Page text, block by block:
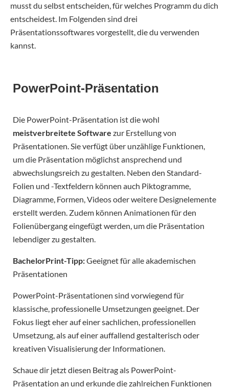
musst du selbst entscheiden, für welches Programm du dich
entscheidest. Im Folgenden sind drei
Präsentationssoftwares vorgestellt, die du verwenden
kannst.
PowerPoint-Präsentation
Die PowerPoint-Präsentation ist die wohl
meistverbreitete Software zur Erstellung von
Präsentationen. Sie verfügt über unzählige Funktionen,
um die Präsentation möglichst ansprechend und
abwechslungsreich zu gestalten. Neben den Standard-
Folien und -Textfeldern können auch Piktogramme,
Diagramme, Formen, Videos oder weitere Designelemente
erstellt werden. Zudem können Animationen für den
Folienübergang eingefügt werden, um die Präsentation
lebendiger zu gestalten.
BachelorPrint-Tipp:Geeignet für alle akademischen
Präsentationen
PowerPoint-Präsentationen sind vorwiegend für
klassische, professionelle Umsetzungen geeignet. Der
Fokus liegt eher auf einer sachlichen, professionellen
Umsetzung, als auf einer auffallend gestalterisch oder
kreativen Visualisierung der Informationen.
Schaue dir jetzt diesen Beitrag als PowerPoint-
Präsentation an und erkunde die zahlreichen Funktionen